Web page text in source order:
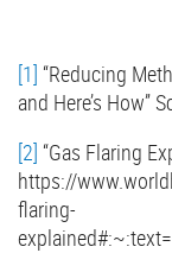
[1] “Reducing
and Here’s How”
[2] “Gas Flaring
https://
flaring-